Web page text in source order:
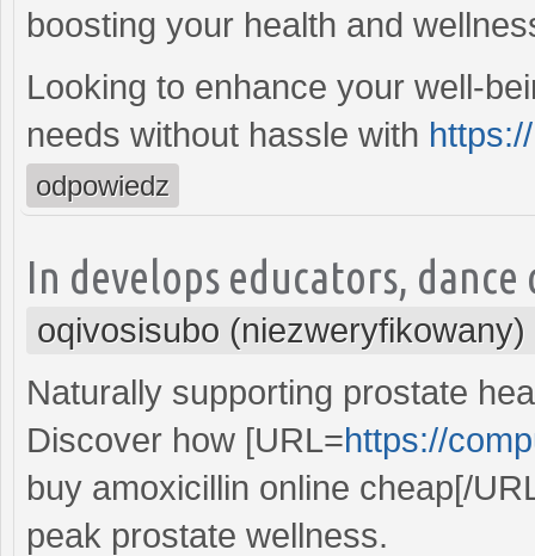
boosting your health and
Looking to enhance your well-
needs without hassle with
odpowiedz
In develops educators,
oqivosisubo (niezweryfikowany)
Naturally supporting prostate
Discover how [URL=https://
buy amoxicillin online cheap[/
peak prostate wellness.